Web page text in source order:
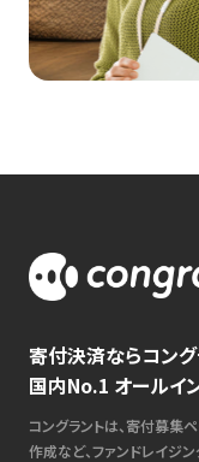
寄付決済ならコング
国内No.1 オールイ
コングラントは、寄付募集
作成など、ファンドレイジ